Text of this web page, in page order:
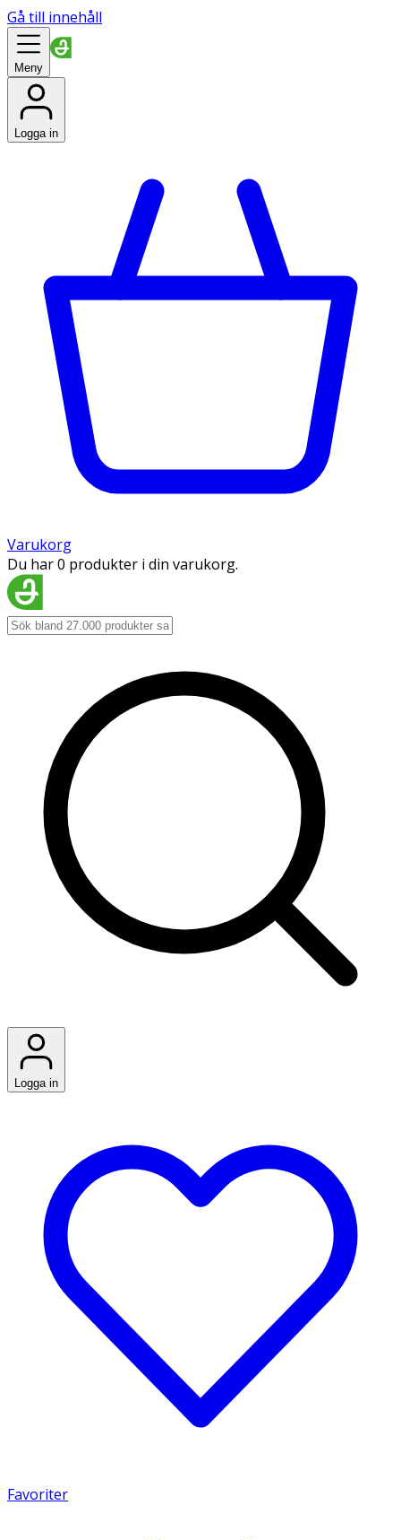
Gå till innehåll
Meny
Logga in
Varukorg
Du har 0 produkter i din varukorg.
Logga in
Favoriter